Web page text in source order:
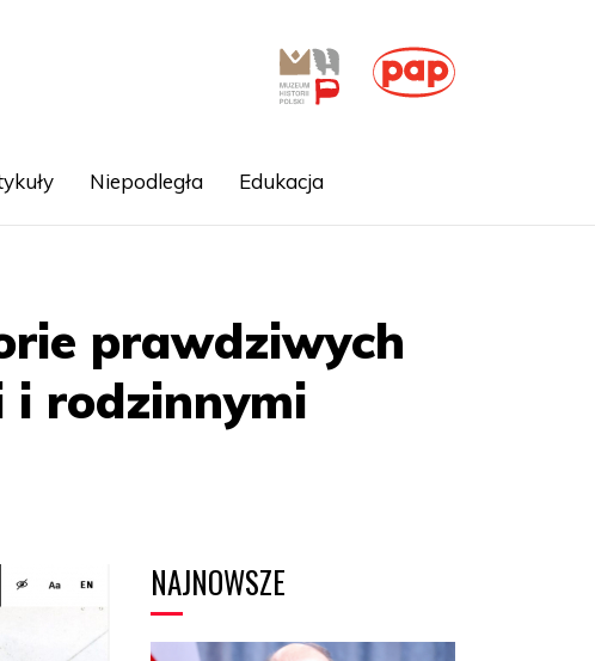
Niepodległa Edukacja
prawdziwych
i rodzinnymi
NAJNOWSZE